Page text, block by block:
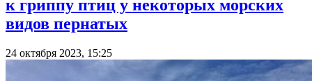
к гриппу птиц у некоторых морских
видов пернатых
24 октября 2023, 15:25